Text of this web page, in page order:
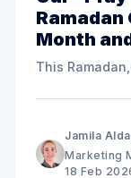
Ramadan
Month
This
Jamila
Marketing
18 Feb